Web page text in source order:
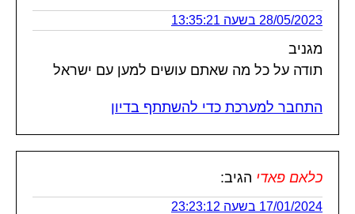
28/05/2023 בשעה 13:35:21
מגניב
תודה על כל מה שאתם עושים למען עם ישראל
התחבר למערכת כדי להשתתף בדיון
כלאם פאדי הגיב:
17/01/2024 בשעה 23:23:12